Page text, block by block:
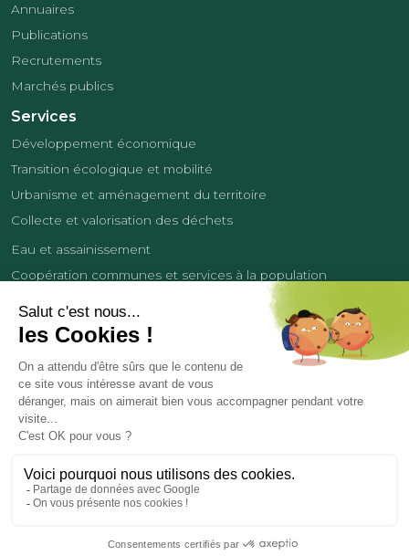
Annuaires
Publications
Recrutements
Marchés publics
Services
Développement économique
Transition écologique et mobilité
Urbanisme et aménagement du territoire
Collecte et valorisation des déchets
Eau et assainissement
Coopération communes et services à la population
Développement économique
Contact Tourisme
Politique de confidentialité
Mentions légales